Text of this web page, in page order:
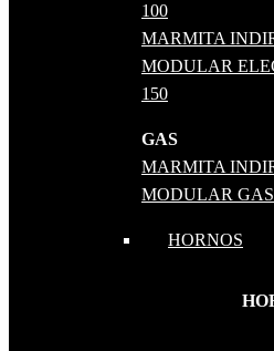
100
MARMITA
MODULAR
150
GAS
MARMITA
MODULAR
HORNOS